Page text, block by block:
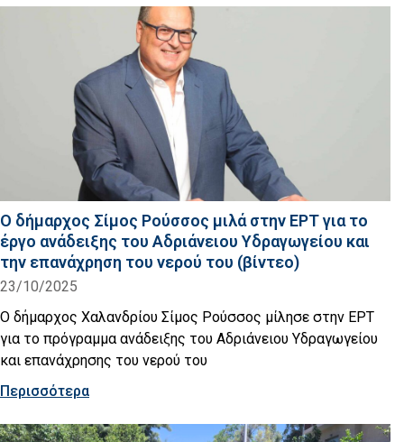
Ο δήμαρχος Σίμος Ρούσσος μιλά στην ΕΡΤ για το
έργο ανάδειξης του Αδριάνειου Υδραγωγείου και
την επανάχρηση του νερού του (βίντεο)
23/10/2025
Ο δήμαρχος Χαλανδρίου Σίμος Ρούσσος μίλησε στην ΕΡΤ
για το πρόγραμμα ανάδειξης του Αδριάνειου Υδραγωγείου
και επανάχρησης του νερού του
Περισσότερα